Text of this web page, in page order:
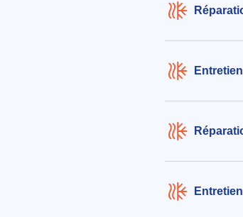
208€ TTC
le 04/08/2026 à
Contrat
chauffage
à Pierre-Bénite
le 04/08/2026 à